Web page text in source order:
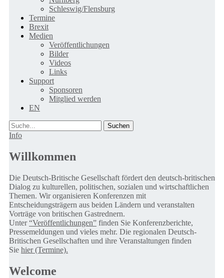
Schleswig/Flensburg
Termine
Brexit
Medien
Veröffentlichungen
Bilder
Videos
Links
Support
Sponsoren
Mitglied werden
EN
Suche
Info
Willkommen
Die Deutsch-Britische Gesellschaft fördert den deutsch-britischen
Dialog zu kulturellen, politischen, sozialen und wirtschaftlichen
Themen. Wir organisieren Konferenzen mit
Entscheidungsträgern aus beiden Ländern und veranstalten
Vorträge von britischen Gastrednern.
Unter“Veröffentlichungen” finden Sie Konferenzberichte,
Pressemeldungen und vieles mehr. Die regionalen Deutsch-
Britischen Gesellschaften und ihre Veranstaltungen finden
Sie hier (Termine).
Welcome